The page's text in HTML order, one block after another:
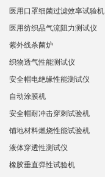
医用口罩细菌过滤效率试验机
医用纺织品气流阻力测试仪
紫外线杀菌炉
织物透气性能测试仪
安全帽电绝缘性能测试仪
自动涂膜机
安全帽耐冲击穿刺试验机
铺地材料燃烧性能试验机
液体穿透性测试仪
橡胶垂直弹性试验机